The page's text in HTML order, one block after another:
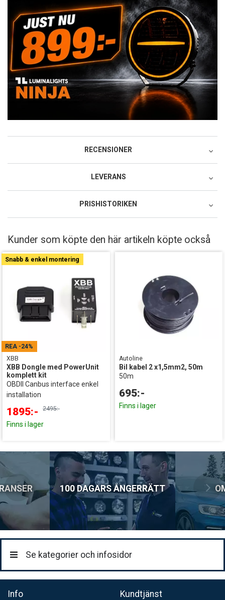
RECENSIONER
LEVERANS
Postnord MyPack Collect
99:-
Postnord Parcel (till företag)
DHL Service Point
79:-
DHL Företagspaket / Hemleverans
PRISHISTORIKEN
Kunder som köpte den här artikeln köpte också
Snabb & enkel montering
REA -24%
XBB
XBB Dongle med PowerUnit
komplett kit
OBDII Canbus interface enkel
installation
1895:- 2495:-
Finns i lager
Autoline
Bil kabel 2 x1,5mm2, 50m
50m
695:-
Finns i lager
100 DAGARS ÅNGERRÄTT
Se kategorier och infosidor
Info Kundtjänst